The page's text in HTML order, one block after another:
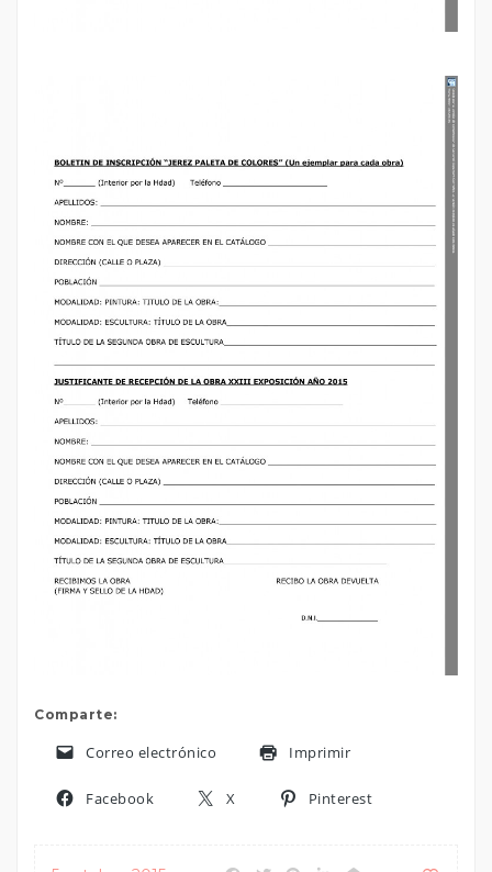
Comparte:
Correo electrónico Imprimir
Facebook X Pinterest